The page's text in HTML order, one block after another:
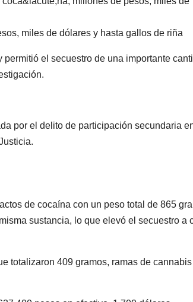
miles de dólares y hasta gallos de riña
el secuestro de una importante
por el delito de participación secundaria
de cocaína con un peso total de 865
sustancia, lo que elevó el secuestro a
totalizaron 409 gramos, ramas de